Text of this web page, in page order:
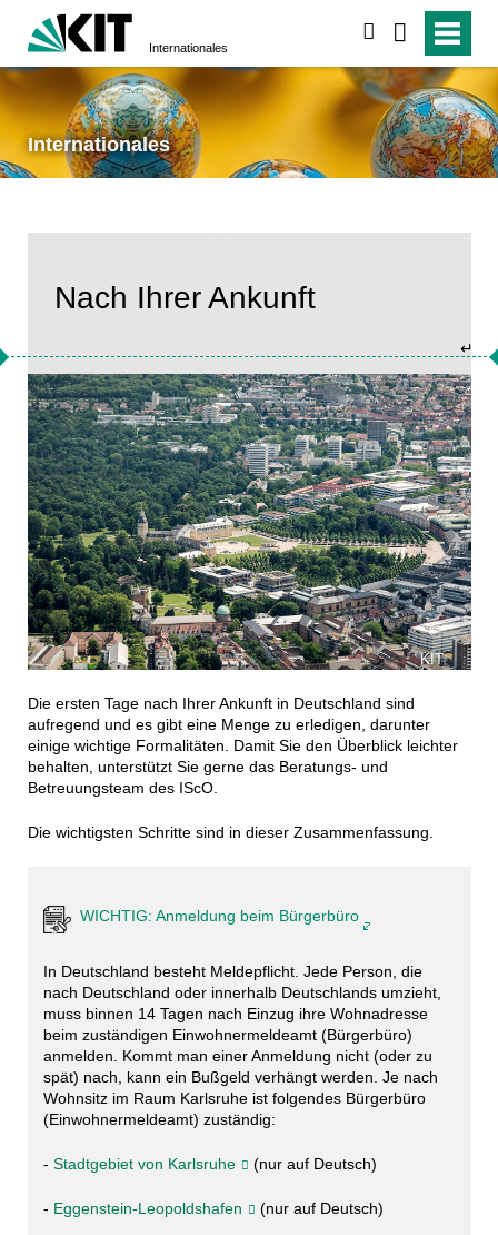
Internationales
Internationales
Nach Ihrer Ankunft
KIT
Die ersten Tage nach Ihrer Ankunft in Deutschland sind
aufregend und es gibt eine Menge zu erledigen, darunter
einige wichtige Formalitäten. Damit Sie den Überblick leichter
behalten, unterstützt Sie gerne das Beratungs- und
Betreuungsteam des IScO.
Die wichtigsten Schritte sind in dieser Zusammenfassung.
↵
WICHTIG: Anmeldung beim Bürgerbüro
In Deutschland besteht Meldepflicht. Jede Person, die
nach Deutschland oder innerhalb Deutschlands umzieht,
muss binnen 14 Tagen nach Einzug ihre Wohnadresse
beim zuständigen Einwohnermeldeamt (Bürgerbüro)
anmelden. Kommt man einer Anmeldung nicht (oder zu
spät) nach, kann ein Bußgeld verhängt werden. Je nach
Wohnsitz im Raum Karlsruhe ist folgendes Bürgerbüro
(Einwohnermeldeamt) zuständig:
- Stadtgebiet von Karlsruhe (nur auf Deutsch)
- Eggenstein-Leopoldshafen (nur auf Deutsch)